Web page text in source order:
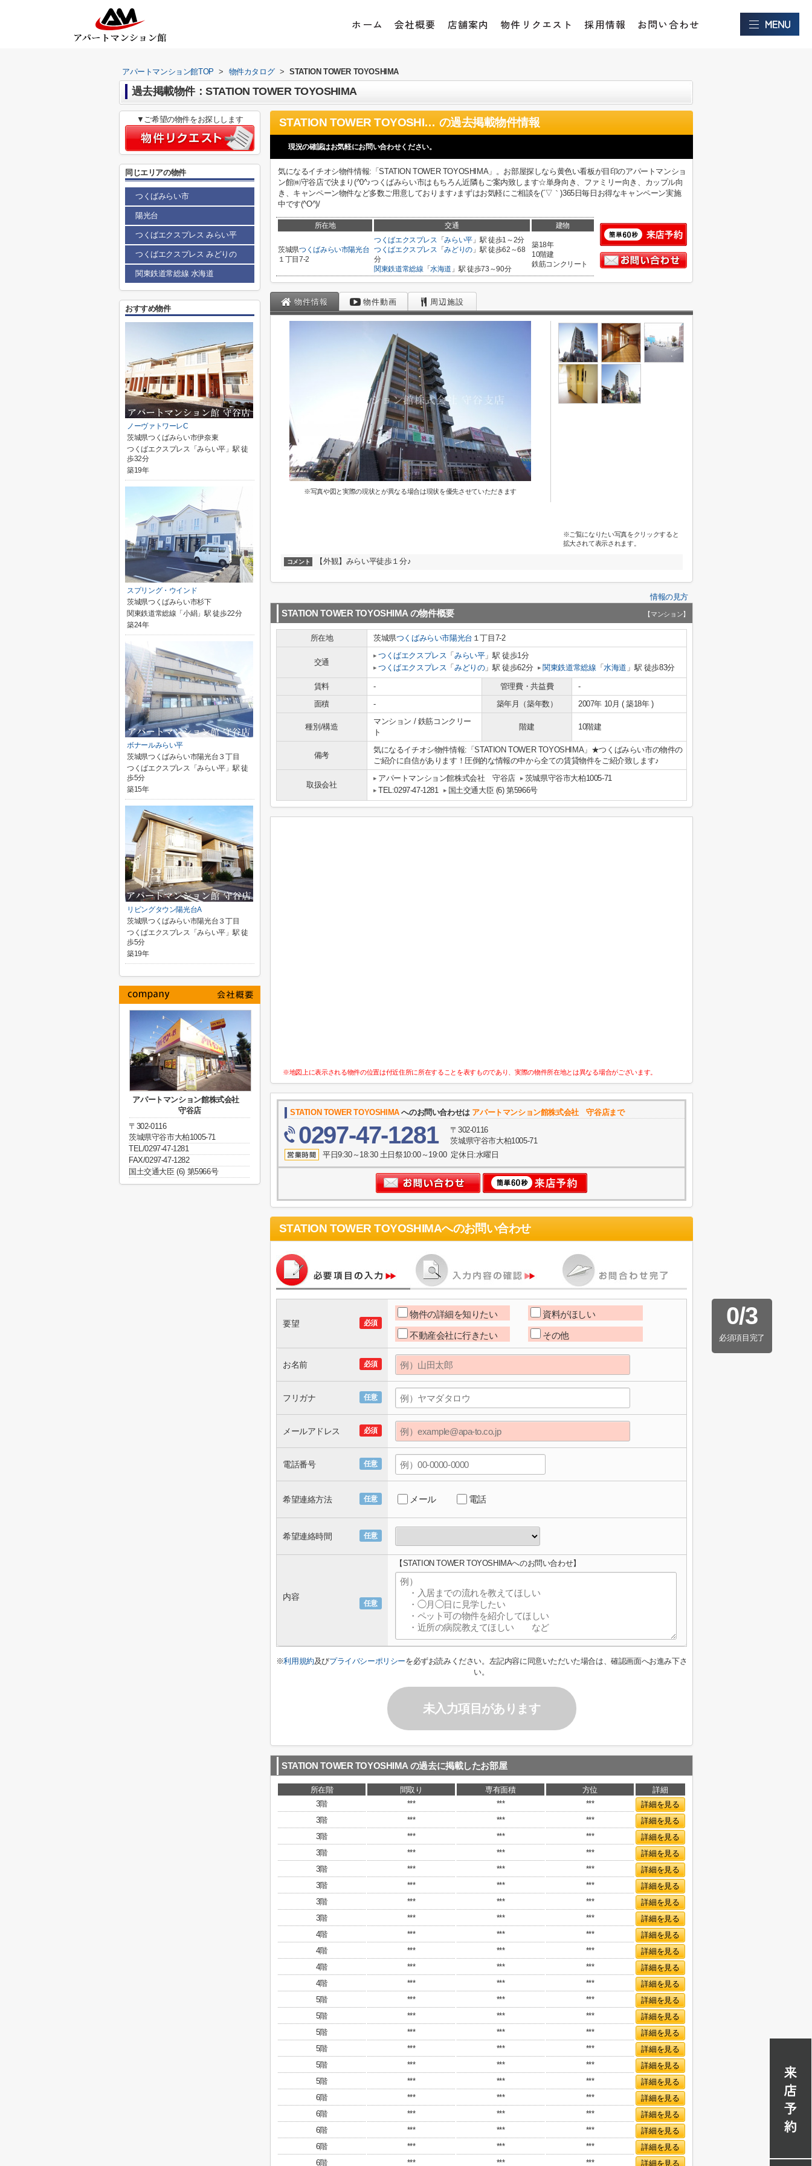
ホーム 会社概要 店舗案内 物件リクエスト 採用情報 お問い合わせ
アパートマンション館TOP > 物件カタログ > STATION TOWER TOYOSHIMA
過去掲載物件：STATION TOWER TOYOSHIMA
STATION TOWER TOYOSHIMA の過去掲載物件情報
現況の確認はお気軽にお問い合わせください。
気になるイチオシ物件情報:「STATION TOWER TOYOSHIMA」。お部屋探しなら黄色い看板が目印のアパートマンショ
ン館㈱守谷店で決まり(^0^♪つくばみらい市はもちろん近隣もご案内致します☆単身向き、ファミリー向き、カップル向
き、キャンペーン物件など多数ご用意しております♪まずはお気軽にご相談を(´▽｀)365日毎日お得なキャンペーン実施
中です(^O^)/
所在地 交通 建物
茨城県つくばみらい市陽光台
１丁目7-2
つくばエクスプレス 「みらい平 」駅 徒歩1～2分
つくばエクスプレス 「みどりの 」駅 徒歩62～68
分
関東鉄道常総線 「水海道 」駅 徒歩73～90分
築18年
10階建
鉄筋コンクリート
物件情報 物件動画 周辺施設
※写真や図と実際の現状とが異なる場合は現状を優先させていただきます
※ご覧になりたい写真をクリックすると
拡大されて表示されます。
コメント 【外観】みらい平徒歩１分♪
情報の見方
STATION TOWER TOYOSHIMA の物件概要 【マンション】
所在地 茨城県つくばみらい市陽光台 １丁目7-2
交通
つくばエクスプレス 「みらい平」駅 徒歩1分
つくばエクスプレス 「みどりの」駅 徒歩62分 関東鉄道常総線 「水海道 」駅 徒歩83分
賃料 - 管理費・共益費
-
面積
- 築年月（築年数） 2007年 10月 ( 築18年 )
種別/構造
マンション / 鉄筋コンクリー
ト
階建 10階建
備考
気になるイチオシ物件情報:「STATION TOWER TOYOSHIMA」★つくばみらい市の物件の
ご紹介に自信があります！圧倒的な情報の中から全ての賃貸物件をご紹介致します♪
取扱会社
アパートマンション館株式会社 守谷店
茨城県守谷市大柏1005-71
TEL:0297-47-1281
国土交通大臣 (6) 第5966号
※地図上に表示される物件の位置は付近住所に所在することを表すものであり、実際の物件所在地とは異なる場合がございます。
STATION TOWER TOYOSHIMAへのお問い合わせは アパートマンション館株式会社 守谷店まで
0297-47-1281
〒302-0116
茨城県守谷市大柏1005-71
平日9:30～18:30 土日祭10:00～19:00 定休日:水曜日
STATION TOWER TOYOSHIMAへのお問い合わせ
0/3
必須項目完了
必須
要望
物件の詳細を知りたい 資料がほしい
不動産会社に行きたい その他
必須
お名前
任意
フリガナ
必須
メールアドレス
任意
電話番号
任意
希望連絡方法 メール 電話
任意
希望連絡時間
任意
内容
【STATION TOWER TOYOSHIMAへのお問い合わせ】
※利用規約及びプライバシーポリシーを必ずお読みください。左記内容に同意いただいた場合は、確認画面へお進み下さ
い。
未入力項目があります
STATION TOWER TOYOSHIMA の過去に掲載したお部屋
所在階 間取り 専有面積 方位
詳細
3階
*** *** ***
詳細を見る
3階
*** *** ***
詳細を見る
3階
*** *** ***
詳細を見る
3階
*** *** ***
詳細を見る
3階
*** *** ***
詳細を見る
3階
*** *** ***
詳細を見る
3階
*** *** ***
詳細を見る
3階
*** *** ***
詳細を見る
4階
*** *** ***
詳細を見る
4階
*** *** ***
詳細を見る
4階
*** *** ***
詳細を見る
4階
*** *** ***
詳細を見る
5階
*** *** ***
詳細を見る
5階
*** *** ***
詳細を見る
5階
*** *** ***
詳細を見る
5階
*** *** ***
詳細を見る
5階
*** *** ***
詳細を見る
5階
*** *** ***
詳細を見る
6階
*** *** ***
詳細を見る
6階
*** *** ***
詳細を見る
6階
*** *** ***
詳細を見る
6階
*** *** ***
詳細を見る
6階
*** *** *** 詳細を見る
▼ご希望の物件をお探しします
同じエリアの物件
つくばみらい市
陽光台
つくばエクスプレス みらい平
つくばエクスプレス みどりの
関東鉄道常総線 水海道
おすすめ物件
ノーヴァトワーレC
茨城県つくばみらい市伊奈東
つくばエクスプレス「みらい平」駅 徒
歩32分
築19年
スプリング・ウインド
茨城県つくばみらい市杉下
関東鉄道常総線「小絹」駅 徒歩22分
築24年
ボナールみらい平
茨城県つくばみらい市陽光台３丁目
つくばエクスプレス「みらい平」駅 徒
歩5分
築15年
リビングタウン陽光台A
茨城県つくばみらい市陽光台３丁目
つくばエクスプレス「みらい平」駅 徒
歩5分
築19年
アパートマンション館株式会社
守谷店
〒302-0116
茨城県守谷市大柏1005-71
TEL/0297-47-1281
FAX/0297-47-1282
国土交通大臣 (6) 第5966号